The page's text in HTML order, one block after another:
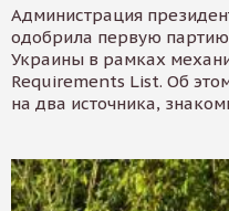
Администрация
одобрила первую
Украины в рамках
Requirements List. Об
на два источника,